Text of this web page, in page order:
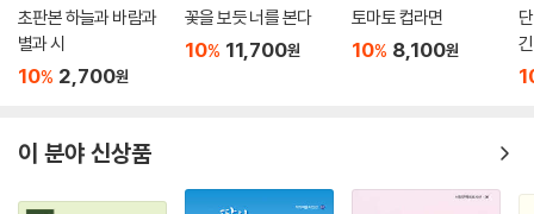
---「피서지에 버려지는 강아지들… “안락사 그만하고 싶어요”」중에서
초판본 하늘과 바람과
별과 시
10% 2,700원
꽃을 보듯 너를 본다
10% 11,700원
토마토 컵라면
10% 8,100원
이 분야 신상품